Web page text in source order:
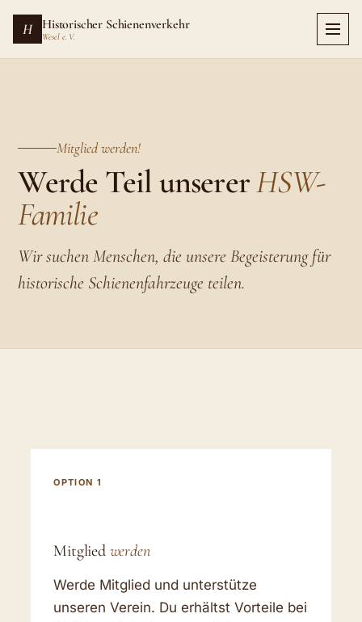
Hauptinhalt
H Historischer Schienenverkehr
Wesel e. V.
Mitglied werden!
Werde Teil unsererHSW-
Familie
Wir suchen Menschen, die unsere Begeisterung für
historische Schienenfahrzeuge teilen.
OPTION 1
Mitglied werden
Werde Mitglied und unterstütze
unseren Verein. Du erhältst Vorteile bei